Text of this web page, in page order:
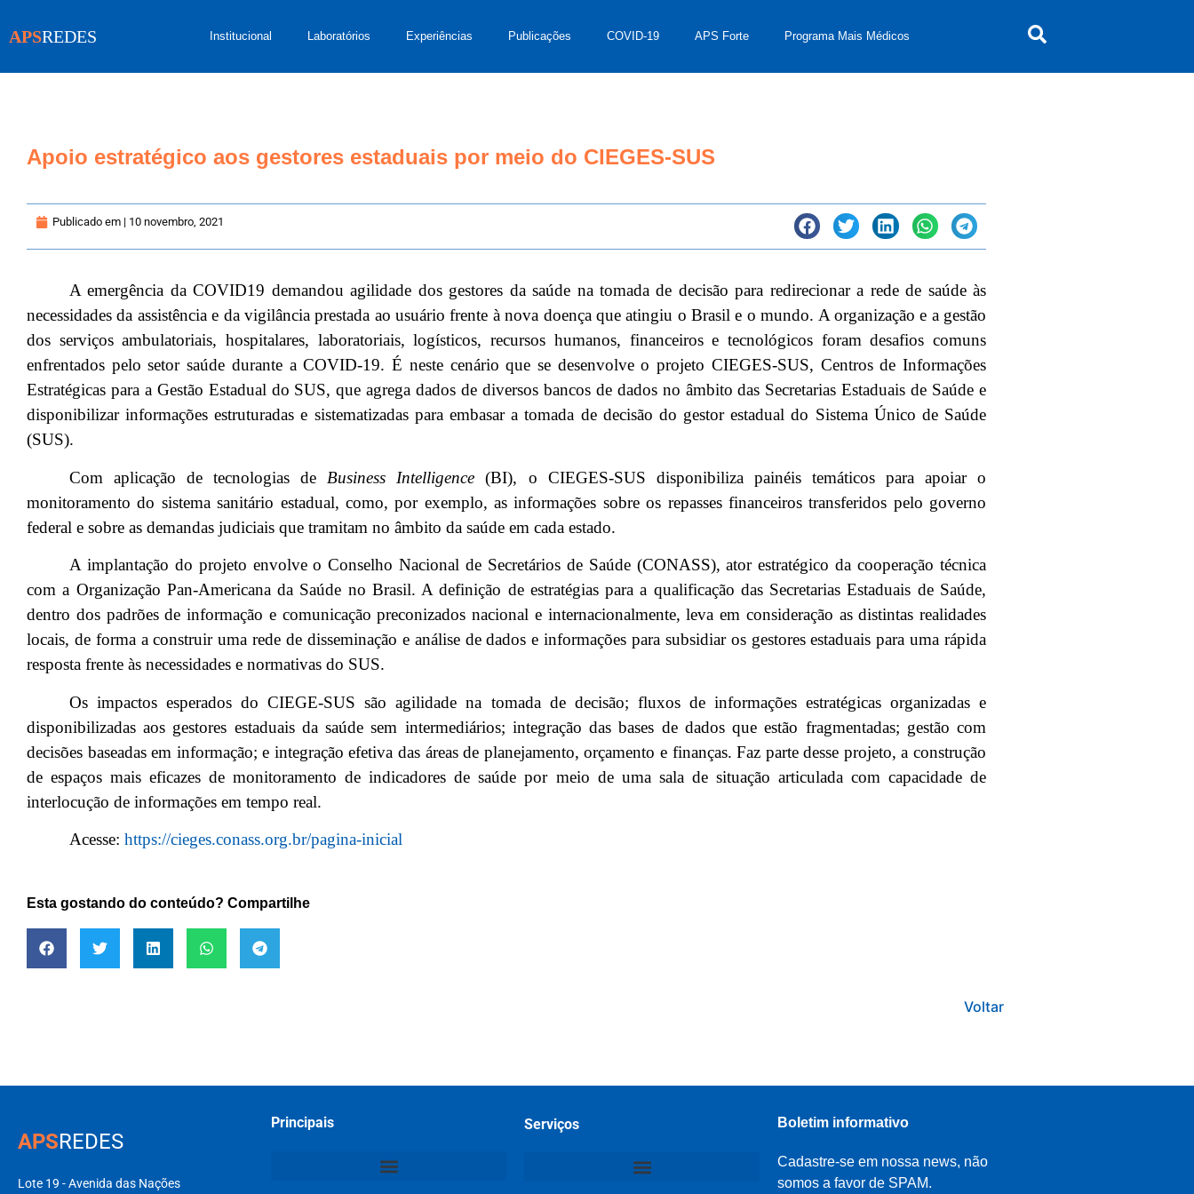
APSREDES Institucional Laboratórios Experiências Publicações COVID-19 APS Forte Programa Mais Médicos
Apoio estratégico aos gestores estaduais por meio do CIEGES-SUS
Publicado em | 10 novembro, 2021
A emergência da COVID19 demandou agilidade dos gestores da saúde na tomada de decisão para redirecionar a rede de saúde às
necessidades da assistência e da vigilância prestada ao usuário frente à nova doença que atingiu o Brasil e o mundo. A organização e a gestão
dos serviços ambulatoriais, hospitalares, laboratoriais, logísticos, recursos humanos, financeiros e tecnológicos foram desafios comuns
enfrentados pelo setor saúde durante a COVID-19. É neste cenário que se desenvolve o projeto CIEGES-SUS, Centros de Informações
Estratégicas para a Gestão Estadual do SUS, que agrega dados de diversos bancos de dados no âmbito das Secretarias Estaduais de Saúde e
disponibilizar informações estruturadas e sistematizadas para embasar a tomada de decisão do gestor estadual do Sistema Único de Saúde
(SUS).
Com aplicação de tecnologias de Business Intelligence (BI), o CIEGES-SUS disponibiliza painéis temáticos para apoiar o
monitoramento do sistema sanitário estadual, como, por exemplo, as informações sobre os repasses financeiros transferidos pelo governo
federal e sobre as demandas judiciais que tramitam no âmbito da saúde em cada estado.
A implantação do projeto envolve o Conselho Nacional de Secretários de Saúde (CONASS), ator estratégico da cooperação técnica
com a Organização Pan-Americana da Saúde no Brasil. A definição de estratégias para a qualificação das Secretarias Estaduais de Saúde,
dentro dos padrões de informação e comunicação preconizados nacional e internacionalmente, leva em consideração as distintas realidades
locais, de forma a construir uma rede de disseminação e análise de dados e informações para subsidiar os gestores estaduais para uma rápida
resposta frente às necessidades e normativas do SUS.
Os impactos esperados do CIEGE-SUS são agilidade na tomada de decisão; fluxos de informações estratégicas organizadas e
disponibilizadas aos gestores estaduais da saúde sem intermediários; integração das bases de dados que estão fragmentadas; gestão com
decisões baseadas em informação; e integração efetiva das áreas de planejamento, orçamento e finanças. Faz parte desse projeto, a construção
de espaços mais eficazes de monitoramento de indicadores de saúde por meio de uma sala de situação articulada com capacidade de
interlocução de informações em tempo real.
Acesse: https://cieges.conass.org.br/pagina-inicial
Esta gostando do conteúdo? Compartilhe
Voltar
APSREDES
Lote 19 - Avenida das Nações
Principais Serviços Boletim informativo
Cadastre-se em nossa news, não
somos a favor de SPAM.